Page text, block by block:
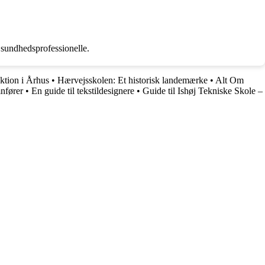
i Århus • Hærvejsskolen: Et historisk landemærke • Alt Om
• En guide til tekstildesignere • Guide til Ishøj Tekniske Skole –